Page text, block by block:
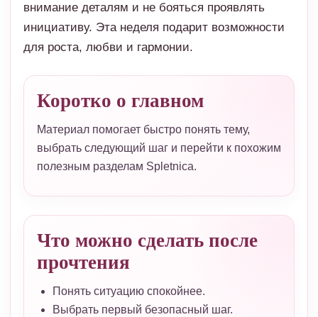
внимание деталям и не бояться проявлять
инициативу. Эта неделя подарит возможности
для роста, любви и гармонии.
Коротко о главном
Материал помогает быстро понять тему,
выбрать следующий шаг и перейти к похожим
полезным разделам Spletnica.
Что можно сделать после
прочтения
Понять ситуацию спокойнее.
Выбрать первый безопасный шаг.